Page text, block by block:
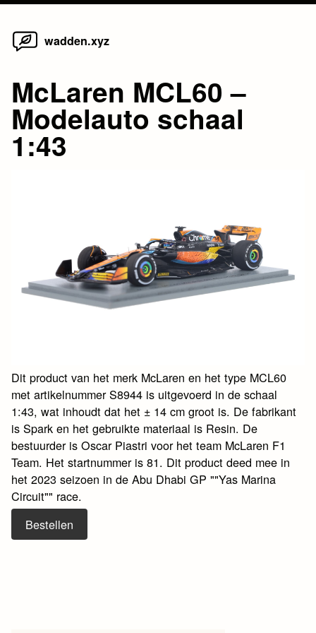
Skip
wadden.xyz
McLaren MCL60 –
Modelauto schaal
1:43
Dit product van het merk McLaren en het type MCL60
met artikelnummer S8944 is uitgevoerd in de schaal
1:43, wat inhoudt dat het ± 14 cm groot is. De fabrikant
is Spark en het gebruikte materiaal is Resin. De
bestuurder is Oscar Piastri voor het team McLaren F1
Team. Het startnummer is 81. Dit product deed mee in
het 2023 seizoen in de Abu Dhabi GP ""Yas Marina
Circuit"" race.
Bestellen